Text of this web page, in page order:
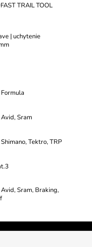
TRAIL TOOL
| uchytenie
Sram
Tektro, TRP
Sram, Braking,